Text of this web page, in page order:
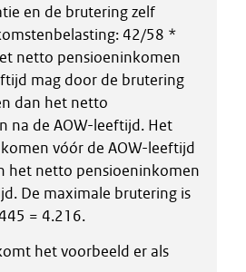
en de brutering zelf
42/58 *
netto pensioeninkomen
mag door de brutering
dan het netto
na de AOW-leeftijd. Het
vóór de AOW-leeftijd
het netto pensioeninkomen
De maximale brutering is
= 4.216.
het voorbeeld er als